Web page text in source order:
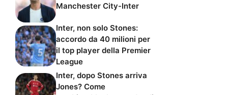
Manchester City-Inter
Inter, non solo Stones:
accordo da 40 milioni per
il top player della Premier
League
Inter, dopo Stones arriva
Jones? Come